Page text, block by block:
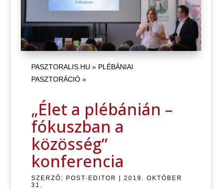
PASZTORALIS.HU » PLÉBÁNIAI
PASZTORÁCIÓ»
„Élet a plébánián –
fókuszban a
közösség”
konferencia
SZERZŐ: POST-EDITOR | 2019. OKTÓBER
31.